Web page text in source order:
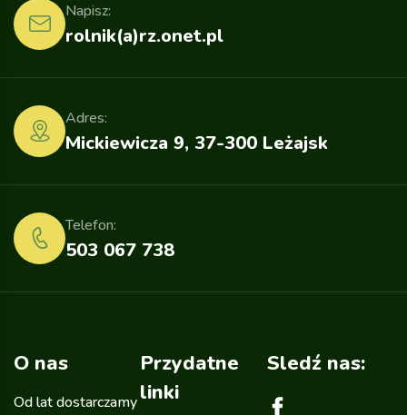
rolnik(a)rz.onet.pl
Napisz:
Mickiewicza 9, 37-300 Leżajsk
Adres:
503 067 738
Telefon:
O nas
Od lat dostarczamy
Przydatne
linki
Sledź nas: